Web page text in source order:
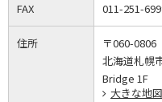
FAX 011-251-
住所
〒060-0806
北海道札幌
Bridge 1F
大きな地